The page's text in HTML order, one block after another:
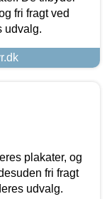
fri fragt ved
udvalg.
plakater, og
fri fragt
udvalg.